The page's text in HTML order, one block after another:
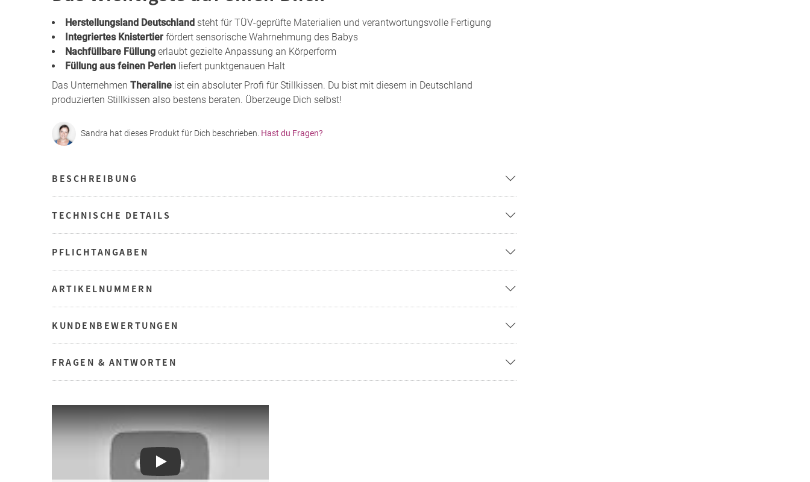
Herstellungsland Deutschland steht für TÜV-geprüfte Materialien und verantwortungsvolle Fertigung
Integriertes Knistertier fördert sensorische Wahrnehmung des Babys
Nachfüllbare Füllung erlaubt gezielte Anpassung an Körperform
Füllung aus feinen Perlen liefert punktgenauen Halt
Das Unternehmen Theraline ist ein absoluter Profi für Stillkissen. Du bist mit diesem in Deutschland
produzierten Stillkissen also bestens beraten. Überzeuge Dich selbst!
Sandra hat dieses Produkt für Dich beschrieben. Hast du Fragen?
BESCHREIBUNG
TECHNISCHE DETAILS
PFLICHTANGABEN
ARTIKELNUMMERN
KUNDENBEWERTUNGEN
FRAGEN & ANTWORTEN
Play